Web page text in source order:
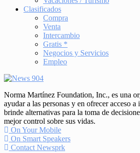
Clasificados
Compra
Venta
Intercambio
Gratis *
Negocios y Servicios
Empleo
Norma Martínez Foundation, Inc., es una
ayudar a las personas y en ofrecer acceso
brinde alternativas para la toma de
mejor control sobre sus vidas.
On Your Mobile
On Smart Speakers
Contact Newsprk